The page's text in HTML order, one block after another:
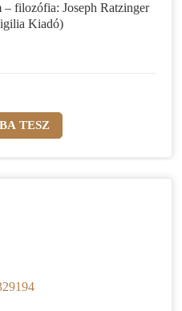
– filozófia: Joseph Ratzinger
Kiadó)